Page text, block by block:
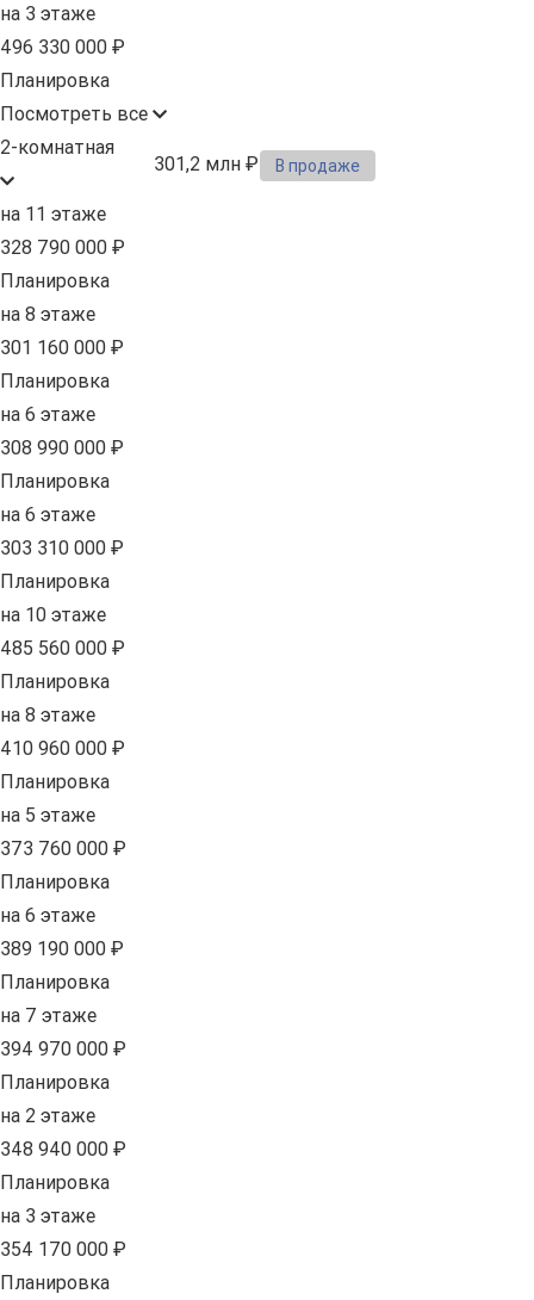
на 3 этаже
496 330 000 ₽
Планировка
Посмотреть все
2-комнатная
301,2 млн ₽ В продаже
на 11 этаже
328 790 000 ₽
Планировка
на 8 этаже
301 160 000 ₽
Планировка
на 6 этаже
308 990 000 ₽
Планировка
на 6 этаже
303 310 000 ₽
Планировка
на 10 этаже
485 560 000 ₽
Планировка
на 8 этаже
410 960 000 ₽
Планировка
на 5 этаже
373 760 000 ₽
Планировка
на 6 этаже
389 190 000 ₽
Планировка
на 7 этаже
394 970 000 ₽
Планировка
на 2 этаже
348 940 000 ₽
Планировка
на 3 этаже
354 170 000 ₽
Планировка